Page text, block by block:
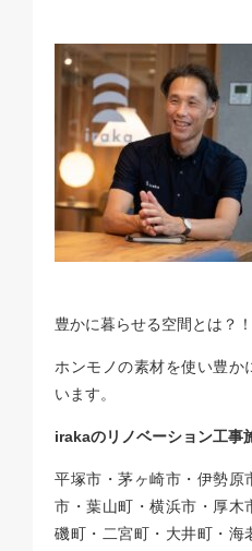
豊かに暮らせる空間とは？
ホンモノの素材を使い豊か
います。
irakaのリノベーション工事
平塚市・茅ヶ崎市・伊勢原
市・葉山町・横浜市・厚木
磯町・二宮町・大井町・海